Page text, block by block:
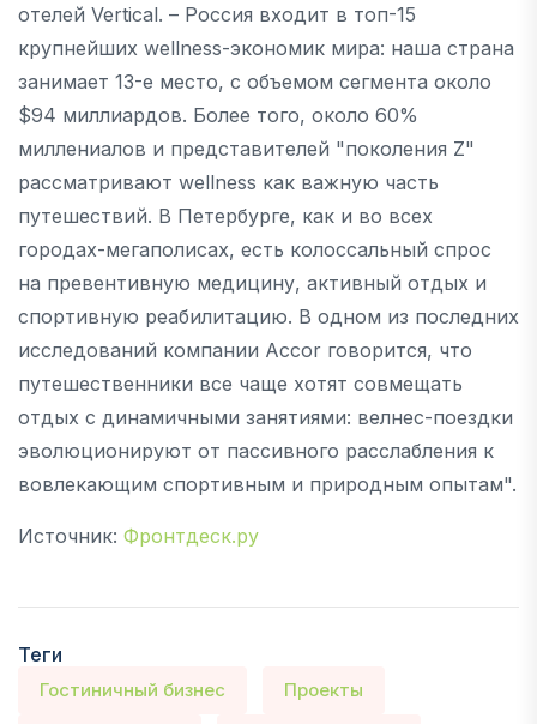
отелей Vertical. – Россия входит в топ-15
крупнейших wellness-экономик мира: наша страна
занимает 13-е место, с объемом сегмента около
$94 миллиардов. Более того, около 60%
миллениалов и представителей "поколения Z"
рассматривают wellness как важную часть
путешествий. В Петербурге, как и во всех
городах-мегаполисах, есть колоссальный спрос
на превентивную медицину, активный отдых и
спортивную реабилитацию. В одном из последних
исследований компании Accor говорится, что
путешественники все чаще хотят совмещать
отдых с динамичными занятиями: велнес-поездки
эволюционируют от пассивного расслабления к
вовлекающим спортивным и природным опытам".
Источник: Фронтдеск.ру
Теги
Гостиничный бизнес Проекты